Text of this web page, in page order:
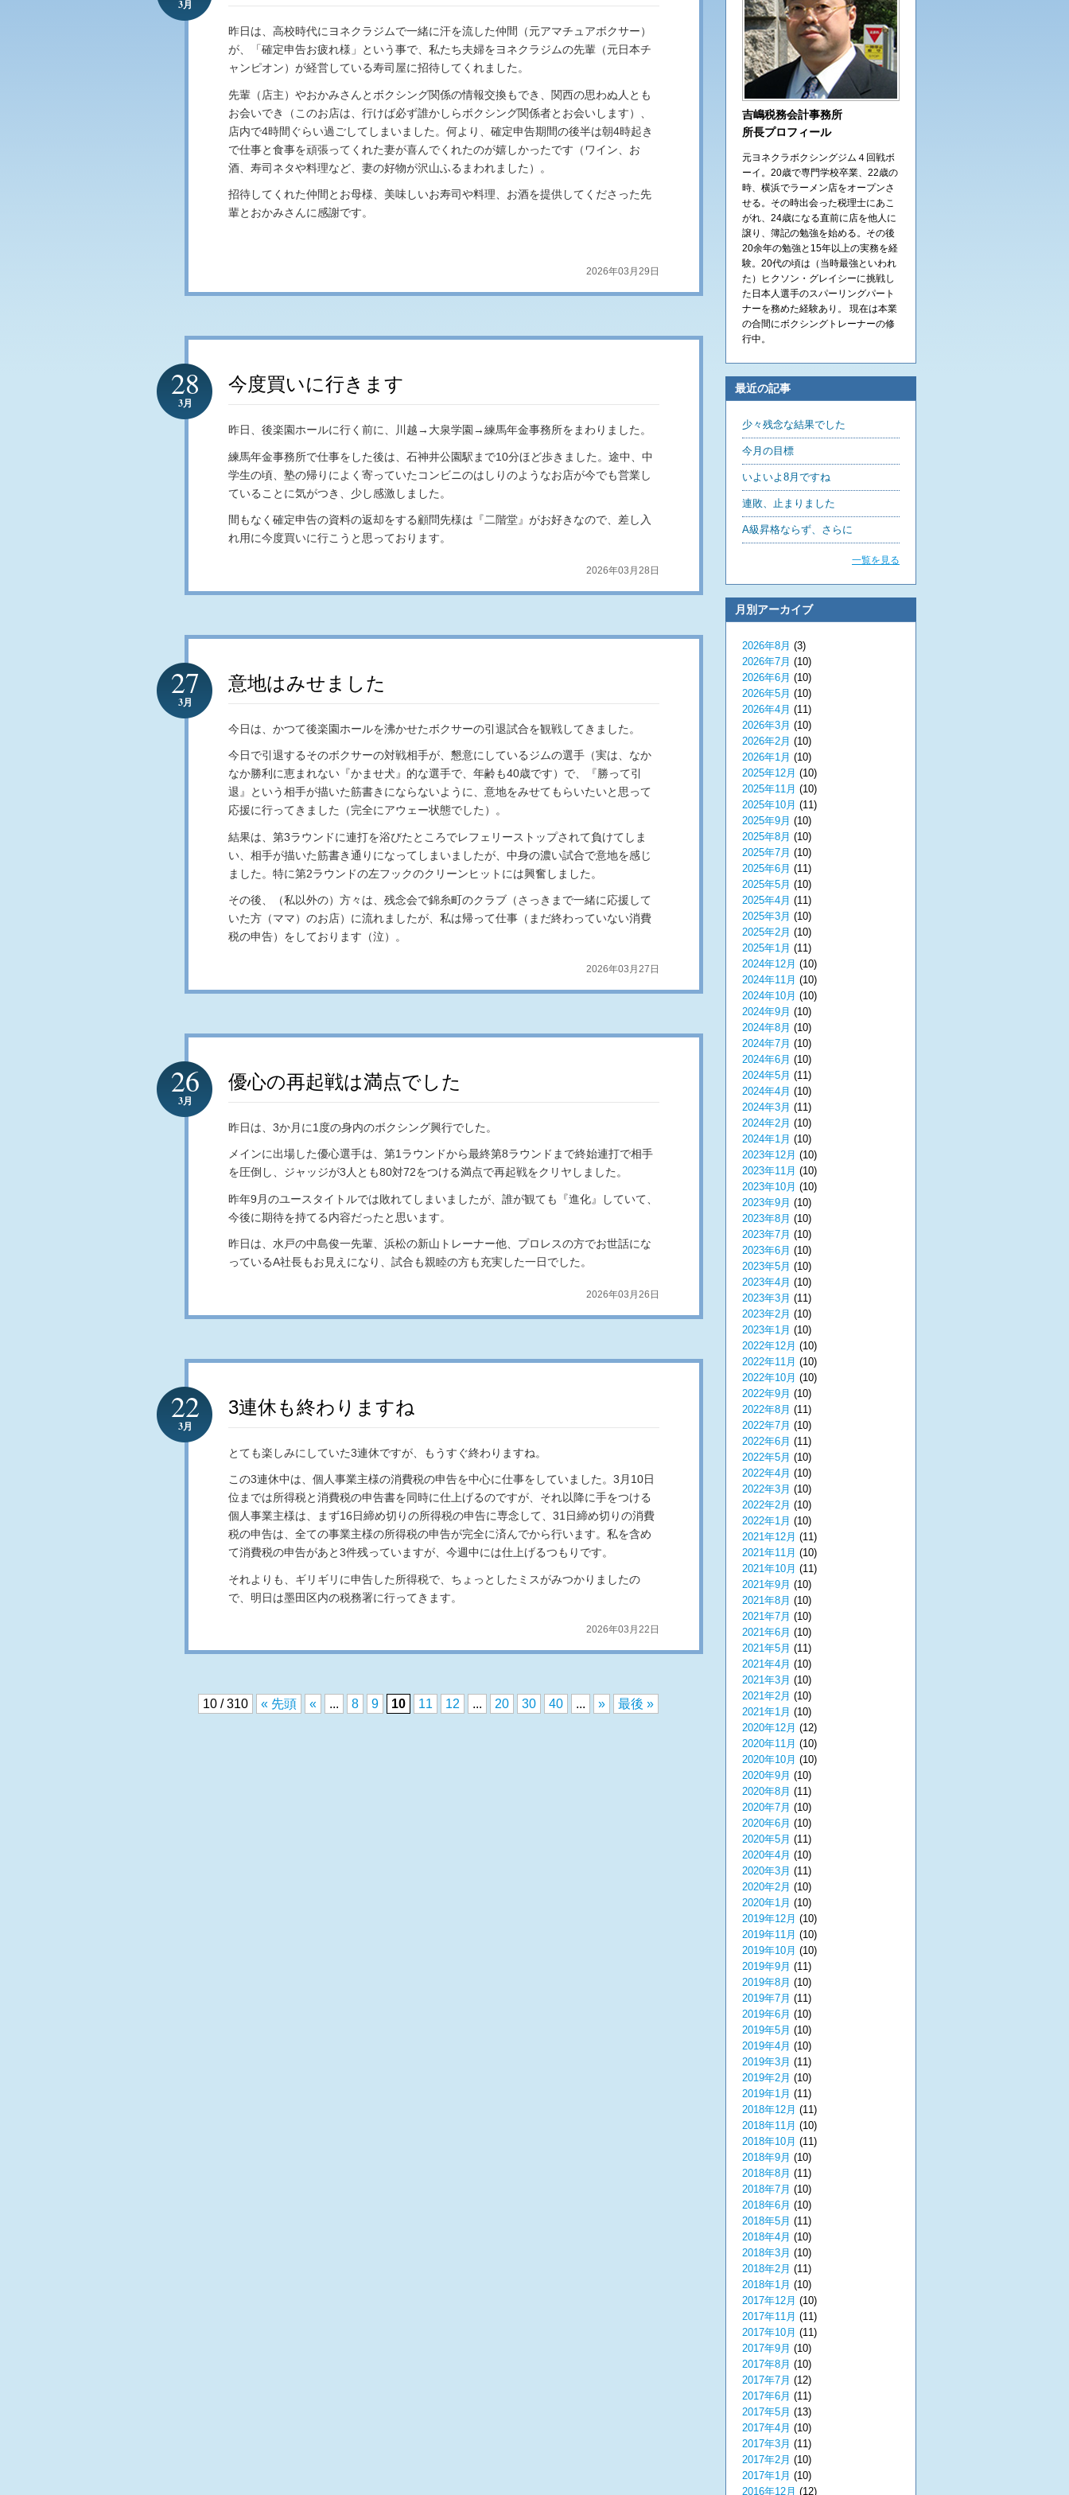
3月
昨日は、高校時代にヨネクラジムで一緒に汗を流した仲間（元アマチュアボクサー）
が、「確定申告お疲れ様」という事で、私たち夫婦をヨネクラジムの先輩（元日本チ
ャンピオン）が経営している寿司屋に招待してくれました。
先輩（店主）やおかみさんとボクシング関係の情報交換もでき、関西の思わぬ人とも
お会いでき（このお店は、行けば必ず誰かしらボクシング関係者とお会いします）、
店内で4時間ぐらい過ごしてしまいました。何より、確定申告期間の後半は朝4時起き
で仕事と食事を頑張ってくれた妻が喜んでくれたのが嬉しかったです（ワイン、お
酒、寿司ネタや料理など、妻の好物が沢山ふるまわれました）。
招待してくれた仲間とお母様、美味しいお寿司や料理、お酒を提供してくださった先
輩とおかみさんに感謝です。
2026年03月29日
今度買いに行きます
28
3月
昨日、後楽園ホールに行く前に、川越→大泉学園→練馬年金事務所をまわりました。
練馬年金事務所で仕事をした後は、石神井公園駅まで10分ほど歩きました。途中、中
学生の頃、塾の帰りによく寄っていたコンビニのはしりのようなお店が今でも営業し
ていることに気がつき、少し感激しました。
間もなく確定申告の資料の返却をする顧問先様は『二階堂』がお好きなので、差し入
れ用に今度買いに行こうと思っております。
2026年03月28日
意地はみせました
27
3月
今日は、かつて後楽園ホールを沸かせたボクサーの引退試合を観戦してきました。
今日で引退するそのボクサーの対戦相手が、懇意にしているジムの選手（実は、なか
なか勝利に恵まれない『かませ犬』的な選手で、年齢も40歳です）で、『勝って引
退』という相手が描いた筋書きにならないように、意地をみせてもらいたいと思って
応援に行ってきました（完全にアウェー状態でした）。
結果は、第3ラウンドに連打を浴びたところでレフェリーストップされて負けてしま
い、相手が描いた筋書き通りになってしまいましたが、中身の濃い試合で意地を感じ
ました。特に第2ラウンドの左フックのクリーンヒットには興奮しました。
その後、（私以外の）方々は、残念会で錦糸町のクラブ（さっきまで一緒に応援して
いた方（ママ）のお店）に流れましたが、私は帰って仕事（まだ終わっていない消費
税の申告）をしております（泣）。
2026年03月27日
優心の再起戦は満点でした
26
3月
昨日は、3か月に1度の身内のボクシング興行でした。
メインに出場した優心選手は、第1ラウンドから最終第8ラウンドまで終始連打で相手
を圧倒し、ジャッジが3人とも80対72をつける満点で再起戦をクリヤしました。
昨年9月のユースタイトルでは敗れてしまいましたが、誰が観ても『進化』していて、
今後に期待を持てる内容だったと思います。
昨日は、水戸の中島俊一先輩、浜松の新山トレーナー他、プロレスの方でお世話にな
っているA社長もお見えになり、試合も親睦の方も充実した一日でした。
2026年03月26日
3連休も終わりますね
22
3月
とても楽しみにしていた3連休ですが、もうすぐ終わりますね。
この3連休中は、個人事業主様の消費税の申告を中心に仕事をしていました。3月10日
位までは所得税と消費税の申告書を同時に仕上げるのですが、それ以降に手をつける
個人事業主様は、まず16日締め切りの所得税の申告に専念して、31日締め切りの消費
税の申告は、全ての事業主様の所得税の申告が完全に済んでから行います。私を含め
て消費税の申告があと3件残っていますが、今週中には仕上げるつもりです。
それよりも、ギリギリに申告した所得税で、ちょっとしたミスがみつかりましたの
で、明日は墨田区内の税務署に行ってきます。
2026年03月22日
10 / 310 « 先頭 « ... 8 9 10 11 12 ... 20 30 40 ... » 最後 »
吉嶋税務会計事務所
所長プロフィール
元ヨネクラボクシングジム４回戦ボ
ーイ。20歳で専門学校卒業、22歳の
時、横浜でラーメン店をオープンさ
せる。その時出会った税理士にあこ
がれ、24歳になる直前に店を他人に
譲り、簿記の勉強を始める。その後
20余年の勉強と15年以上の実務を経
験。20代の頃は（当時最強といわれ
た）ヒクソン・グレイシーに挑戦し
た日本人選手のスパーリングパート
ナーを務めた経験あり。 現在は本業
の合間にボクシングトレーナーの修
行中。
最近の記事
少々残念な結果でした
今月の目標
いよいよ8月ですね
連敗、止まりました
A級昇格ならず、さらに
一覧を見る
月別アーカイブ
2026年8月 (3)
2026年7月 (10)
2026年6月 (10)
2026年5月 (10)
2026年4月 (11)
2026年3月 (10)
2026年2月 (10)
2026年1月 (10)
2025年12月 (10)
2025年11月 (10)
2025年10月 (11)
2025年9月 (10)
2025年8月 (10)
2025年7月 (10)
2025年6月 (11)
2025年5月 (10)
2025年4月 (11)
2025年3月 (10)
2025年2月 (10)
2025年1月 (11)
2024年12月 (10)
2024年11月 (10)
2024年10月 (10)
2024年9月 (10)
2024年8月 (10)
2024年7月 (10)
2024年6月 (10)
2024年5月 (11)
2024年4月 (10)
2024年3月 (11)
2024年2月 (10)
2024年1月 (10)
2023年12月 (10)
2023年11月 (10)
2023年10月 (10)
2023年9月 (10)
2023年8月 (10)
2023年7月 (10)
2023年6月 (10)
2023年5月 (10)
2023年4月 (10)
2023年3月 (11)
2023年2月 (10)
2023年1月 (10)
2022年12月 (10)
2022年11月 (10)
2022年10月 (10)
2022年9月 (10)
2022年8月 (11)
2022年7月 (10)
2022年6月 (11)
2022年5月 (10)
2022年4月 (10)
2022年3月 (10)
2022年2月 (10)
2022年1月 (10)
2021年12月 (11)
2021年11月 (10)
2021年10月 (11)
2021年9月 (10)
2021年8月 (10)
2021年7月 (10)
2021年6月 (10)
2021年5月 (11)
2021年4月 (10)
2021年3月 (10)
2021年2月 (10)
2021年1月 (10)
2020年12月 (12)
2020年11月 (10)
2020年10月 (10)
2020年9月 (10)
2020年8月 (11)
2020年7月 (10)
2020年6月 (10)
2020年5月 (11)
2020年4月 (10)
2020年3月 (11)
2020年2月 (10)
2020年1月 (10)
2019年12月 (10)
2019年11月 (10)
2019年10月 (10)
2019年9月 (11)
2019年8月 (10)
2019年7月 (11)
2019年6月 (10)
2019年5月 (10)
2019年4月 (10)
2019年3月 (11)
2019年2月 (10)
2019年1月 (11)
2018年12月 (11)
2018年11月 (10)
2018年10月 (11)
2018年9月 (10)
2018年8月 (11)
2018年7月 (10)
2018年6月 (10)
2018年5月 (11)
2018年4月 (10)
2018年3月 (10)
2018年2月 (11)
2018年1月 (10)
2017年12月 (10)
2017年11月 (11)
2017年10月 (11)
2017年9月 (10)
2017年8月 (10)
2017年7月 (12)
2017年6月 (11)
2017年5月 (13)
2017年4月 (10)
2017年3月 (11)
2017年2月 (10)
2017年1月 (10)
2016年12月 (12)